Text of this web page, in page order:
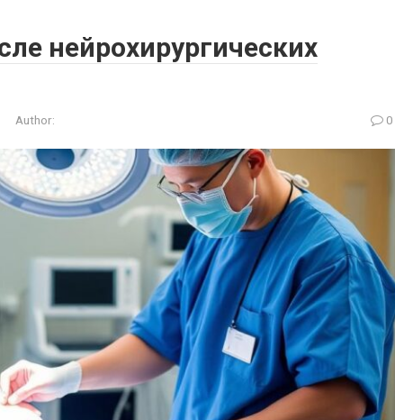
нейрохирургических
Author: 0